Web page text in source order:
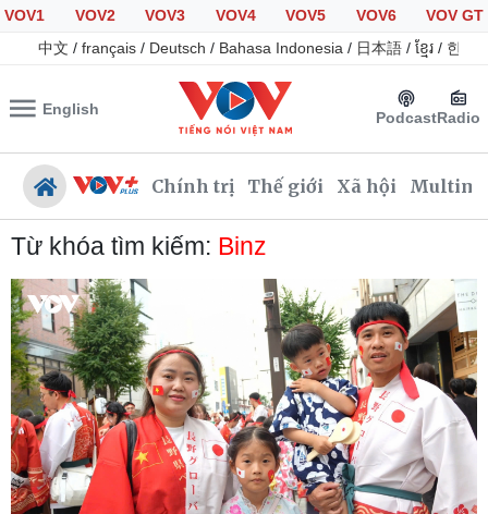
VOV1 VOV2 VOV3 VOV4 VOV5 VOV6
VOV GT
中文 / français / Deutsch / Bahasa Indonesia / 日本語 / ខ្មែរ / 한국
English PodcastRadio
Chính trị Thế giới Xã hội
Chính trị
Đảng
Tổ chức nhân sự
Quốc hội
Nhận diện sự thật
Xã hội
Tin 24h
Giáo dục
Dự báo thời tiết
Dấu ấn VOV
Việc làm
Biển đảo
Từ khóa tìm kiếm: Binz